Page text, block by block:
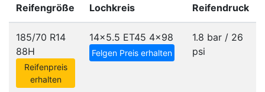
Reifengröße
Lochkreis
Reifendruck
185/70 R14
88H
Reifenpreis
erhalten
14x5.5 ET45 4x98
Felgen Preis erhalten
1.8 bar / 26
psi